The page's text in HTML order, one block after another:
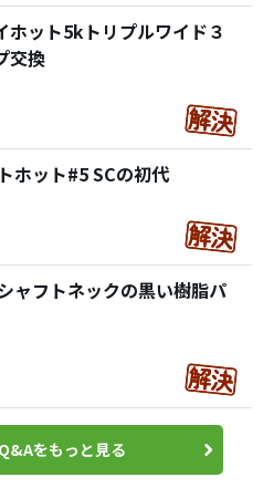
ット5kトリプルワイド３
交換
ホット#5 SCの初代
ャフトネックの黒い樹脂パ
をもっと見る